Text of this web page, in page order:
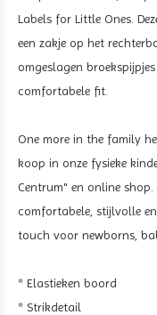
Labels for Little Ones.
een zakje op het
omgeslagen
comfortabele fit.
One more in the family
koop in onze fysieke
Centrum" en online
comfortabele, stijlvolle
touch voor newborns,
* Elastieken boord
* Strikdetail